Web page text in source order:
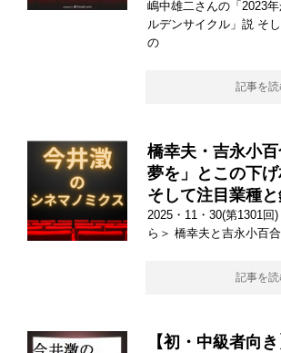
嶋中雄二さんの「2023
ルデンサイクル」説 そ
の
記事を
橋幸夫・吉永小
夢を」とこの下げ
そして注目業種
2025・11・30(第1301回
ら＞ 橋幸夫と吉永小百合
記事を
【初・中級者向